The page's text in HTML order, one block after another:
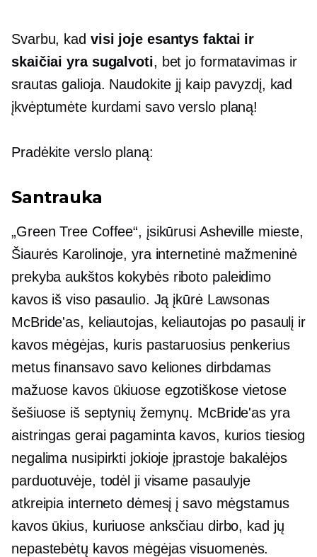
Svarbu, kad visi joje esantys faktai ir
skaičiai yra sugalvoti, bet jo formatavimas ir
srautas galioja. Naudokite jį kaip pavyzdį, kad
įkvėptumėte kurdami savo verslo planą!
Pradėkite verslo planą:
Santrauka
„Green Tree Coffee“, įsikūrusi Asheville mieste,
Šiaurės Karolinoje, yra internetinė mažmeninė
prekybaaukštos kokybės riboto paleidimo
kavos iš viso pasaulio. Ją įkūrė Lawsonas
McBride'as, keliautojas, keliautojas po pasaulį ir
kavos mėgėjas, kuris pastaruosius penkerius
metus finansavo savo keliones dirbdamas
mažuose kavos ūkiuose egzotiškose vietose
šešiuose iš septynių žemynų. McBride'as yra
aistringas gerai pagamintakavos, kurios tiesiog
negalima nusipirkti jokioje įprastoje bakalėjos
parduotuvėje, todėl ji visame pasaulyje
atkreipia interneto dėmesį į savo mėgstamus
kavos ūkius, kuriuose anksčiau dirbo, kad jų
nepastebėtų kavos mėgėjasvisuomenės.